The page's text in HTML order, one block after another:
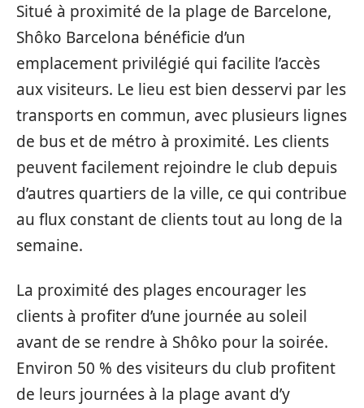
Situé à proximité de la plage de Barcelone,
Shôko Barcelona bénéficie d’un
emplacement privilégié qui facilite l’accès
aux visiteurs. Le lieu est bien desservi par les
transports en commun, avec plusieurs lignes
de bus et de métro à proximité. Les clients
peuvent facilement rejoindre le club depuis
d’autres quartiers de la ville, ce qui contribue
au flux constant de clients tout au long de la
semaine.
La proximité des plages encourager les
clients à profiter d’une journée au soleil
avant de se rendre à Shôko pour la soirée.
Environ 50 % des visiteurs du club profitent
de leurs journées à la plage avant d’y